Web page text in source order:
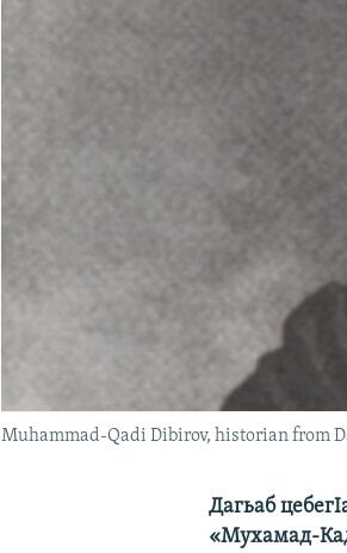
Muhammad-Qadi Dibirov, historian from
Дагьаб
«Мухамад-